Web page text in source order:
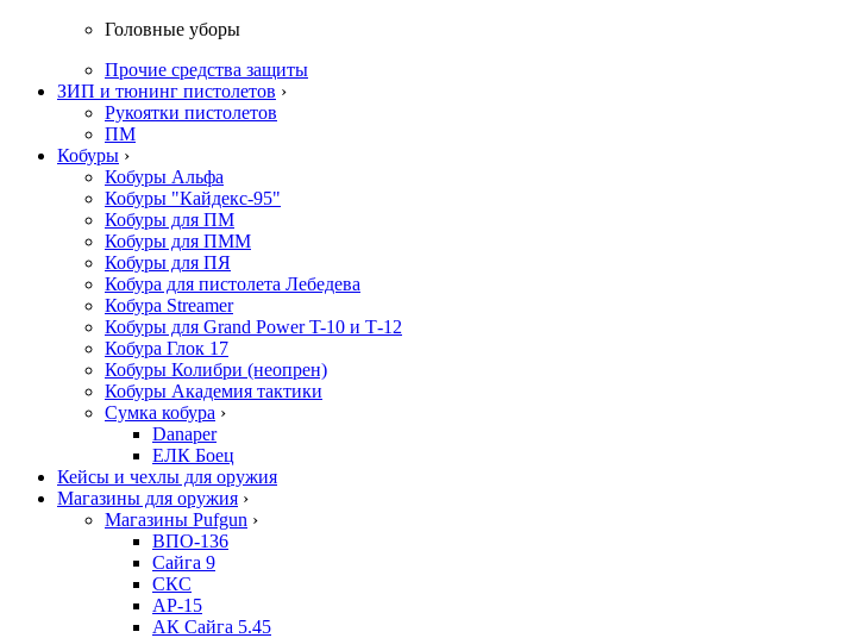
Головные уборы
Прочие средства защиты
ЗИП и тюнинг пистолетов ›
Рукоятки пистолетов
ПМ
Кобуры ›
Кобуры Альфа
Кобуры "Кайдекс-95"
Кобуры для ПМ
Кобуры для ПММ
Кобуры для ПЯ
Кобура для пистолета Лебедева
Кобура Streamer
Кобуры для Grand Power T-10 и Т-12
Кобура Глок 17
Кобуры Колибри (неопрен)
Кобуры Академия тактики
Сумка кобура ›
Danaper
ЕЛК Боец
Кейсы и чехлы для оружия
Магазины для оружия ›
Магазины Pufgun ›
ВПО-136
Сайга 9
СКС
АР-15
АК Сайга 5.45